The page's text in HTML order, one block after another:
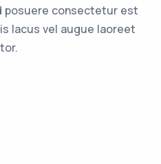
posuere consectetur est
lacus vel augue laoreet